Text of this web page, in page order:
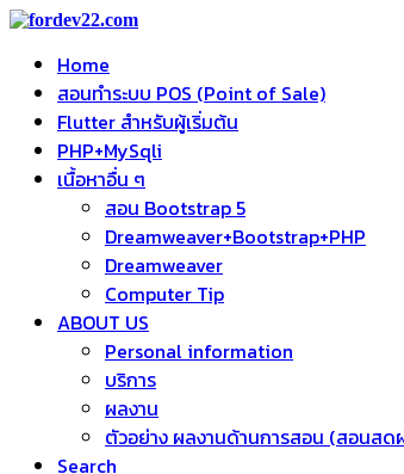
Home
สอนทำระบบ POS (Point of Sale)
Flutter สำหรับผู้เริ่มต้น
PHP+MySqli
เนื้อหาอื่น ๆ
สอน Bootstrap 5
Dreamweaver+Bootstrap+PHP
Dreamweaver
Computer Tip
ABOUT US
Personal information
บริการ
ผลงาน
ตัวอย่าง ผลงานด้านการสอน (สอนส
Search